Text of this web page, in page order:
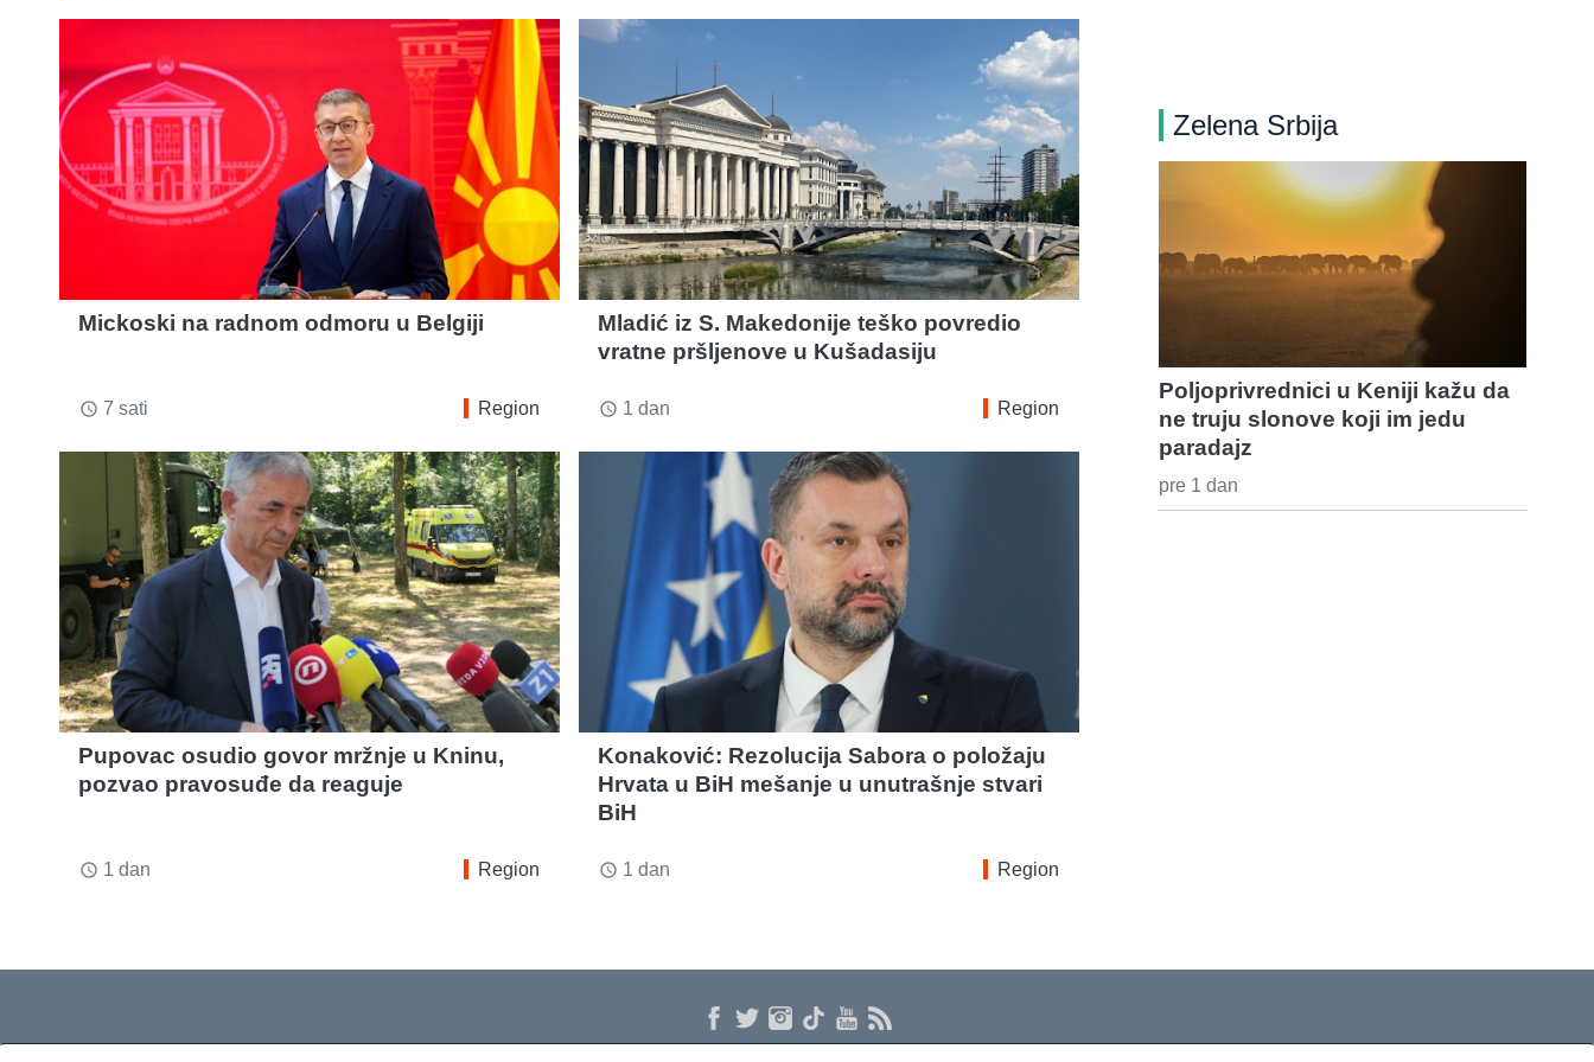
Mickoski na radnom odmoru u Belgiji
access_time 7 sati Region
Mladić iz S. Makedonije teško povredio
vratne pršljenove u Kušadasiju
access_time 1 dan Region
Pupovac osudio govor mržnje u Kninu,
pozvao pravosuđe da reaguje
access_time 1 dan Region
Konaković: Rezolucija Sabora o položaju
Hrvata u BiH mešanje u unutrašnje stvari
BiH
access_time 1 dan Region
Zelena Srbija
Poljoprivrednici u Keniji kažu da
ne truju slonove koji im jedu
paradajz
pre 1 dan